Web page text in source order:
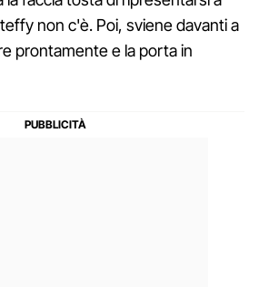
non c'è. Poi, sviene davanti a
prontamente e la porta in